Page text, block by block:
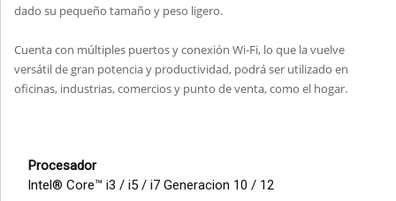
dado su pequeño tamaño y peso ligero.
Cuenta con múltiples puertos y conexión Wi-Fi, lo que la vuelve
versátil de gran potencia y productividad, podrá ser utilizado en
oficinas, industrias, comercios y punto de venta, como el hogar.
Procesador
Intel® Core™ i3 / i5 / i7 Generacion 10 / 12